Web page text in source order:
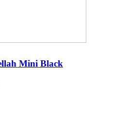
Mini Black